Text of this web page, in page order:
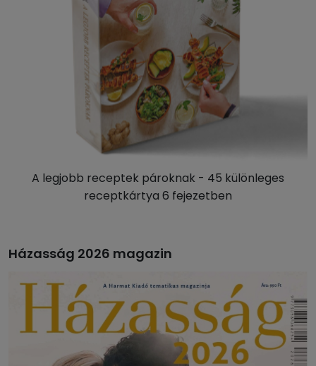
A legjobb receptek pároknak - 45 különleges
receptkártya 6 fejezetben
Házasság 2026 magazin